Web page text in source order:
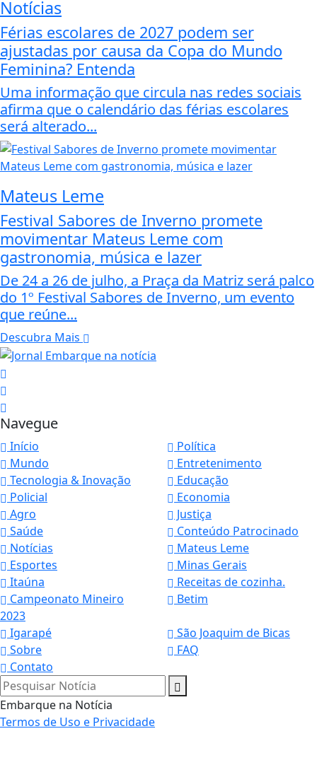
Notícias
Férias escolares de 2027 podem ser
ajustadas por causa da Copa do Mundo
Feminina? Entenda
Uma informação que circula nas redes sociais
afirma que o calendário das férias escolares
será alterado...
Mateus Leme
Festival Sabores de Inverno promete
movimentar Mateus Leme com
gastronomia, música e lazer
De 24 a 26 de julho, a Praça da Matriz será palco
do 1º Festival Sabores de Inverno, um evento
que reúne...
Descubra Mais
Navegue
Início
Política
Mundo
Entretenimento
Tecnologia & Inovação
Educação
Policial
Economia
Agro
Justiça
Saúde
Conteúdo Patrocinado
Notícias
Mateus Leme
Esportes
Minas Gerais
Itaúna
Receitas de cozinha.
Campeonato Mineiro
2023
Betim
Igarapé
São Joaquim de Bicas
Sobre
FAQ
Contato
Pesquisar Notícia
Embarque na Notícia
Termos de Uso e Privacidade
Termos de Uso e Privacidade